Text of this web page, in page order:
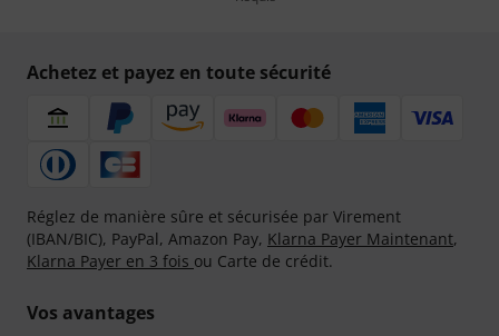
Achetez et payez en toute sécurité
Réglez de manière sûre et sécurisée par Virement
(IBAN/BIC), PayPal, Amazon Pay, Klarna Payer Maintenant,
Klarna Payer en 3 fois ou Carte de crédit.
Vos avantages